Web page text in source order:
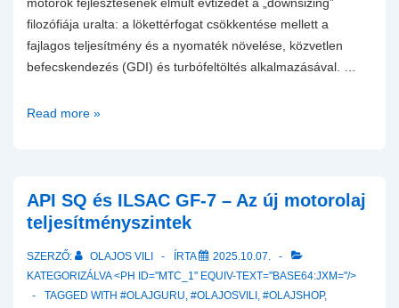
motorok fejlesztésének elmúlt évtizedét a „downsizing”
filozófiája uralta: a lökettérfogat csökkentése mellett a
fajlagos teljesítmény és a nyomaték növelése, közvetlen
befecskendezés (GDI) és turbófeltöltés alkalmazásával. …
LSPI
Pre-
Ignition
A
modern
Read more »
API SQ és ILSAC GF-7 – Az új motorolaj
teljesítményszintek
SZERZŐ: OLAJOS VILI ÍRTA
2025.10.07.
KATEGORIZÁLVA <PH ID="MTC_1" EQUIV-TEXT="BASE64:JXM="/>
TAGGED WITH #OLAJGURU, #OLAJOSVILI , #OLAJSHOP,